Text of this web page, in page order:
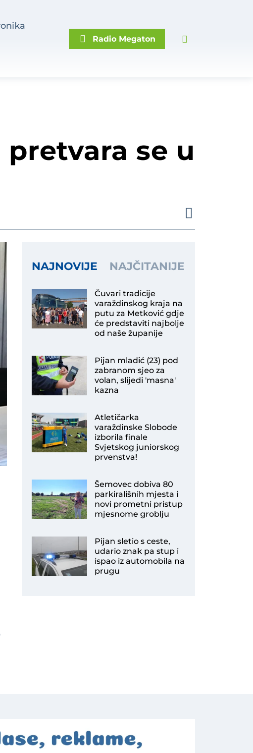
Radio Megaton
se u
NAJNOVIJE NAJČITANIJE
Čuvari tradicije
varaždinskog kraja na
putu za Metković gdje
će predstaviti najbolje
od naše županije
Pijan mladić (23) pod
zabranom sjeo za
volan, slijedi 'masna'
kazna
Atletičarka
varaždinske Slobode
izborila finale
Svjetskog juniorskog
prvenstva!
Šemovec dobiva 80
parkirališnih mjesta i
novi prometni pristup
mjesnome groblju
Pijan sletio s ceste,
udario znak pa stup i
ispao iz automobila na
prugu